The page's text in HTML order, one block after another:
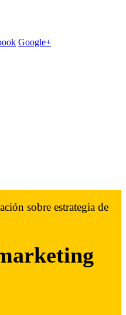
Google+
sobre estrategia de